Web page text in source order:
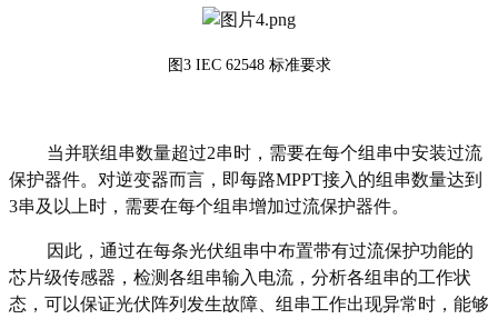
图3 IEC 62548 标准要求
当并联组串数量超过2串时，需要在每个组串中安装过流
保护器件。对逆变器而言，即每路MPPT接入的组串数量达到
3串及以上时，需要在每个组串增加过流保护器件。
因此，通过在每条光伏组串中布置带有过流保护功能的
芯片级传感器 ， 检测各组串输入电流，分析各组串的工作状
态， 可以保证光伏阵列发生故障、 组串工作出现异常时，能够